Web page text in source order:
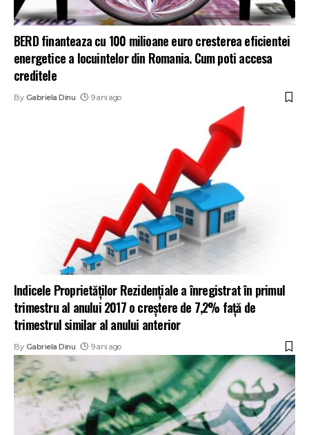
BERD finanteaza cu 100 milioane euro cresterea eficientei
energetice a locuintelor din Romania. Cum poti accesa
creditele
By Gabriela Dinu 9 ani ago
Indicele Proprietăților Rezidențiale a înregistrat în primul
trimestru al anului 2017 o creștere de 7,2% faţă de
trimestrul similar al anului anterior
By Gabriela Dinu 9 ani ago